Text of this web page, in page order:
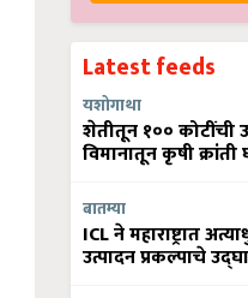
Latest feeds
यशोगाथा
शेतीतून १०० कोटींची
विमानातून कृषी क्रांती
बातम्या
ICL ने महाराष्ट्रात
उत्पादन प्रकल्पाचे